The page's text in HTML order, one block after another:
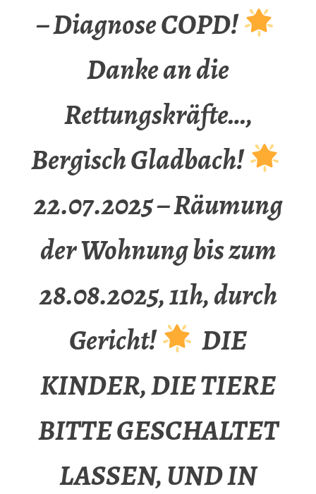
– Diagnose COPD!
Danke an die
Rettungskräfte…,
Bergisch Gladbach!
22.07.2025 – Räumung
der Wohnung bis zum
28.08.2025, 11h, durch
Gericht!
DIE
KINDER, DIE TIERE
BITTE GESCHALTET
LASSEN, UND IN